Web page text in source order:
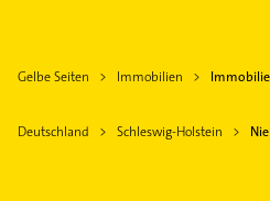
Gelbe Seiten Immobilien
Deutschland Schleswig-Holstein